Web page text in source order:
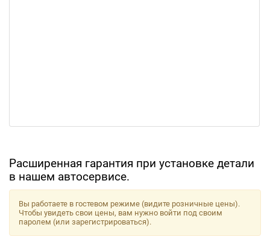
Расширенная гарантия при установке детали
в нашем автосервисе.
Вы работаете в гостевом режиме (видите розничные цены).
Чтобы увидеть свои цены, вам нужно войти под своим
паролем (или зарегистрироваться).